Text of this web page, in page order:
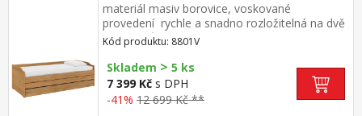
materiál masiv borovice, voskované
provedení rychle a snadno rozložitelná na dvě
nebo tři lůžka dva laťkové rošty jsou součástí
dodávky matrace nejsou v ceně, doporučený
rozměr matrací 90 × 200 cm do rozložené
pohovky Fenix je možno použít libovolně
vysoké matrace, v případě složení postele
Kód produktu: 8801V
Skladem > 5 ks
7 399 Kč s DPH
-41% 12 699 Kč **